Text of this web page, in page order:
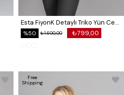
Esta FiyonK Detaylı Triko Yün Ceket Hırka 25507
₺799,00
₺1.600,00
%50
Free
Shipping